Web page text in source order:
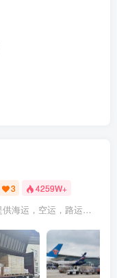
3 4259W+
微信1139976508，可为您提供海运，空运，路运，铁路运输